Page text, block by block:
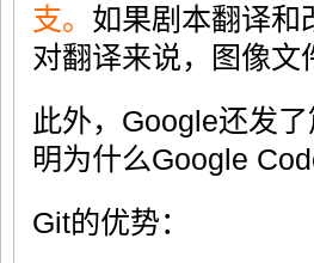
支。 如果剧本翻译和
对翻译来说，图像文
此外，Google还发了
明为什么Google
Git的优势：